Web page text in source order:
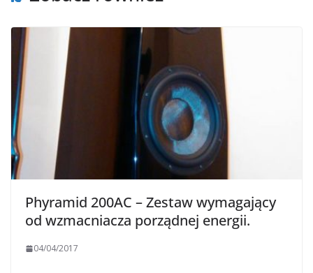
Phyramid 200AC – Zestaw wymagający
od wzmacniacza porządnej energii.
04/04/2017